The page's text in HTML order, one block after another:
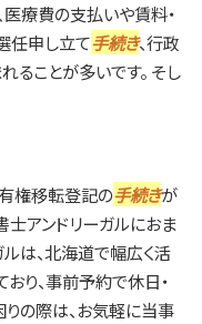
医療費の支払いや賃料・
任申し立て手続き、行政
ことが多いです。 そし
権移転登記の手続きが
アンドリーガルにおま
は、北海道で幅広く活
り、事前予約で休日・
の際は、お気軽に当事